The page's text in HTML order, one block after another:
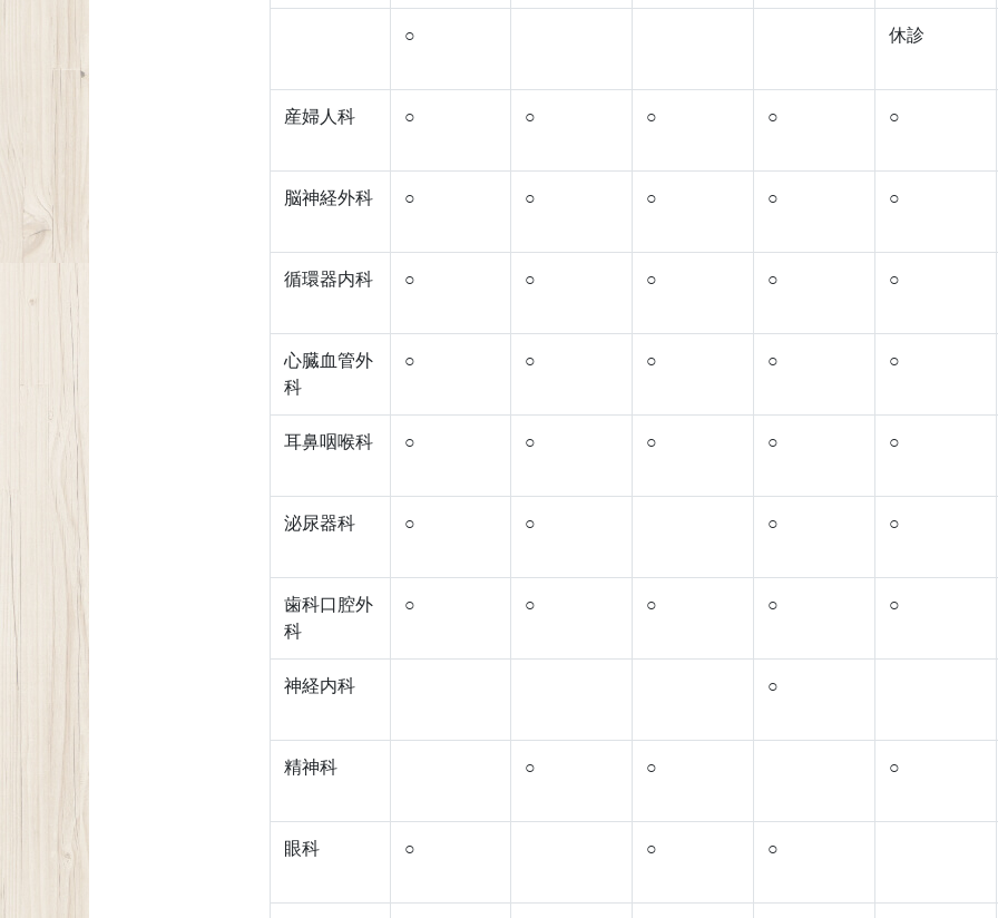
○ 休診
産婦人科 ○ ○ ○ ○ ○
脳神経外科 ○ ○ ○ ○ ○
循環器内科 ○ ○ ○ ○ ○
心臓血管外
科
○ ○ ○ ○ ○
耳鼻咽喉科 ○ ○ ○ ○ ○
泌尿器科 ○ ○ ○ ○
歯科口腔外
科
○ ○ ○ ○ ○
神経内科 ○
精神科 ○ ○ ○
眼科 ○ ○ ○